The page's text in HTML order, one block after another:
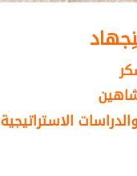
الاستراتيجية